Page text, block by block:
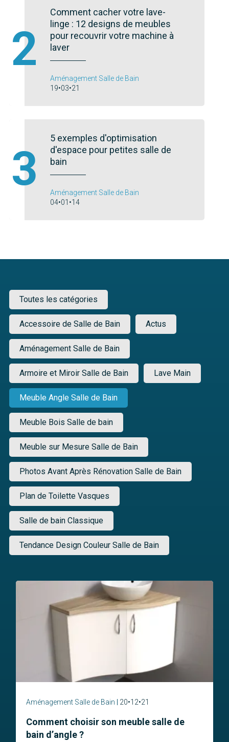
2
Comment cacher votre lave-
linge : 12 designs de meubles
pour recouvrir votre machine à
laver
Aménagement Salle de Bain
19•03•21
3
5 exemples d'optimisation
d'espace pour petites salle de
bain
Aménagement Salle de Bain
04•01•14
Toutes les catégories
Accessoire de Salle de Bain Actus
Aménagement Salle de Bain
Armoire et Miroir Salle de Bain Lave Main
Meuble Angle Salle de Bain
Meuble Bois Salle de bain
Meuble sur Mesure Salle de Bain
Photos Avant Après Rénovation Salle de Bain
Plan de Toilette Vasques
Salle de bain Classique
Tendance Design Couleur Salle de Bain
Aménagement Salle de Bain 20•12•21
Comment choisir son meuble salle de
bain d’angle ?